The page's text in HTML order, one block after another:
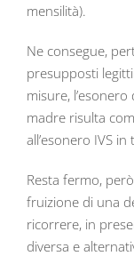
mensilità).
Ne consegue,
presupposti
misure,
madre risulta
all’esonero IVS
Resta fermo,
fruizione di una
ricorrere, in
diversa e